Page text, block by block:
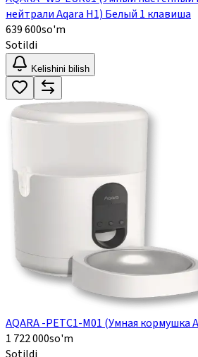
нейтрали Aqara H1) Белый 1 клавиша
639 600so'm
Sotildi
Kelishini bilish
AQARA -PETC1-M01 (Умная кормушка
1 722 000so'm